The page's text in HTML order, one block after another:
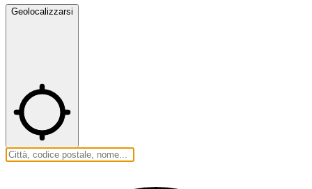
Geolocalizzarsi